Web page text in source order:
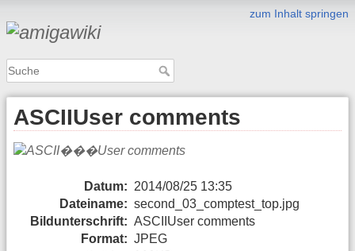
zum Inhalt springen
ASCIIUser comments
Datum: 2014/08/25 13:35
Dateiname: second_03_comptest_top.jpg
Bildunterschrift: ASCIIUser comments
Format: JPEG